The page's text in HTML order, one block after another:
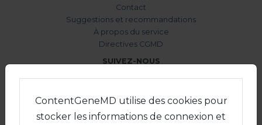
Contact
Suggestions et recommandations
À propos du service
Directives CGMD
SUIVEZ-NOUS
CHARTE
Mentions légales
ContentGeneMD utilise des cookies pour
stocker les informations de connexion et